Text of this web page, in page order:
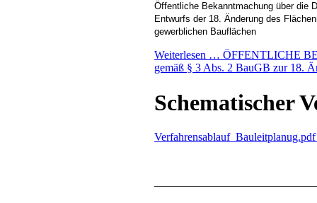
Öffentliche Bekanntmachung über die
Entwurfs der 18. Änderung des
gewerblichen Bauflächen
Weiterlesen … ÖFFENTLICHE
gemäß § 3 Abs. 2 BauGB zur 18.
Schematischer